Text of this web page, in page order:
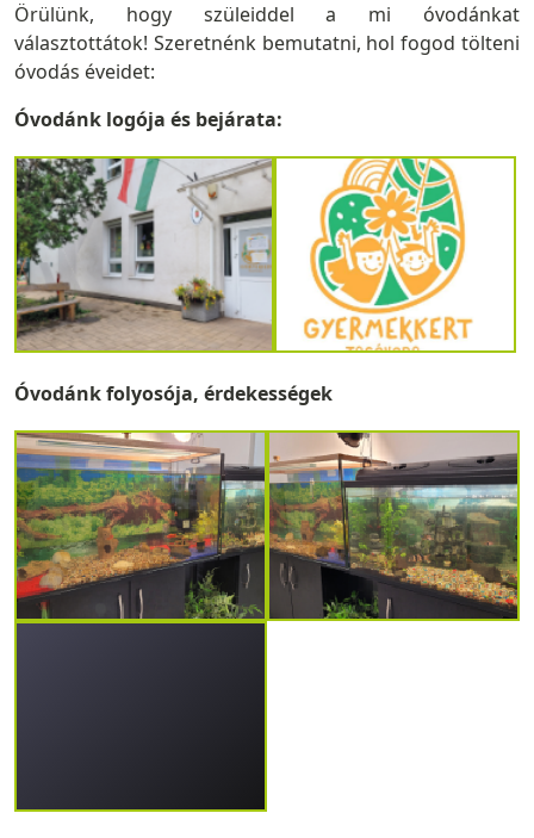
Örülünk, hogy szüleiddel a mi óvodánkat
választottátok! Szeretnénk bemutatni, hol fogod tölteni
óvodás éveidet:
Óvodánk logója és bejárata:
Óvodánk folyosója, érdekességek